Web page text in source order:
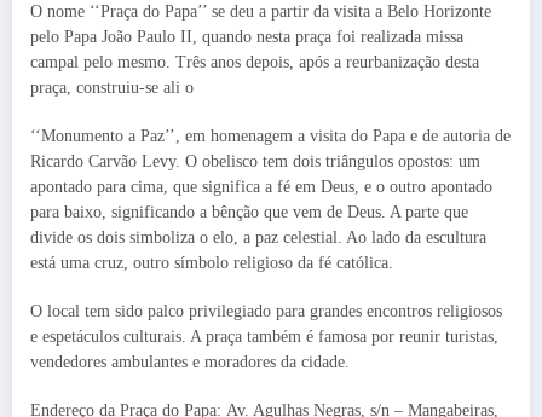
O nome ‘‘Praça do Papa’’ se deu a partir da visita a Belo Horizonte
pelo Papa João Paulo II, quando nesta praça foi realizada missa
campal pelo mesmo. Três anos depois, após a reurbanização desta
praça, construiu-se ali o
‘‘Monumento a Paz’’, em homenagem a visita do Papa e de autoria de
Ricardo Carvão Levy. O obelisco tem dois triângulos opostos: um
apontado para cima, que significa a fé em Deus, e o outro apontado
para baixo, significando a bênção que vem de Deus. A parte que
divide os dois simboliza o elo, a paz celestial. Ao lado da escultura
está uma cruz, outro símbolo religioso da fé católica.
O local tem sido palco privilegiado para grandes encontros religiosos
e espetáculos culturais. A praça também é famosa por reunir turistas,
vendedores ambulantes e moradores da cidade.
Endereço da Praça do Papa: Av. Agulhas Negras, s/n – Mangabeiras,